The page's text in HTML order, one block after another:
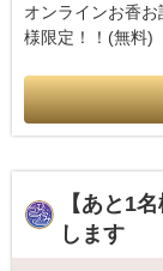
オンラインお香
様限定！！(無
【あと1
します